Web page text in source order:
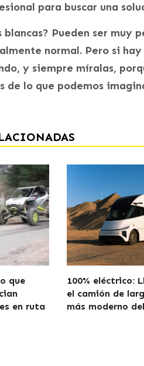
para buscar una
blancas? Pueden ser muy
normal. Pero si
y siempre míralas,
de lo que podemos
que
en ruta
100% eléctrico:
el camión de
más moderno